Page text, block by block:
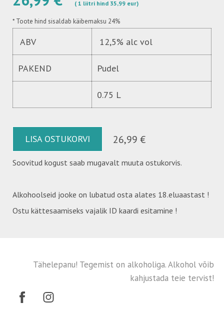
( 1 liitri hind 35,99 eur)
* Toote hind sisaldab käibemaksu 24%
ABV 12,5% alc vol
PAKEND Pudel
0.75 L
LISA OSTUKORVI 26,99 €
Soovitud kogust saab mugavalt muuta ostukorvis.
Alkohoolseid jooke on lubatud osta alates 18.eluaastast !
Ostu kättesaamiseks vajalik ID kaardi esitamine !
Tähelepanu! Tegemist on alkoholiga. Alkohol võib
kahjustada teie tervist!